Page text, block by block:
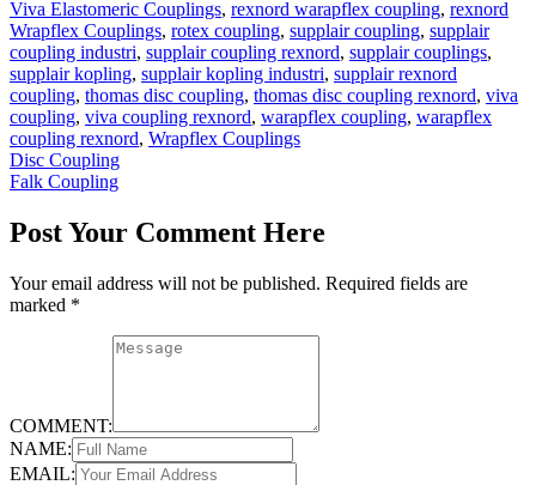
Viva Elastomeric Couplings, rexnord warapflex coupling, rexnord
Wrapflex Couplings, rotex coupling, supplair coupling, supplair
coupling industri, supplair coupling rexnord, supplair couplings,
supplair kopling, supplair kopling industri, supplair rexnord
coupling, thomas disc coupling, thomas disc coupling rexnord, viva
coupling, viva coupling rexnord, warapflex coupling, warapflex
coupling rexnord, Wrapflex Couplings
Post
navigation
Disc Coupling
Falk Coupling
Post Your Comment Here
Your email address will not be published. Required fields are
marked *
COMMENT:
NAME:
EMAIL: